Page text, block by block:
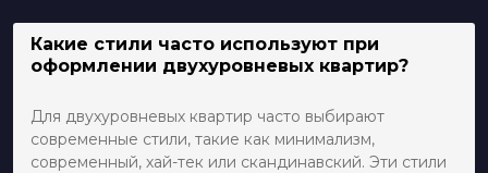
Какие стили часто используют при
оформлении двухуровневых квартир?
Для двухуровневых квартир часто выбирают
современные стили, такие как минимализм,
современный, хай-тек или скандинавский. Эти стили